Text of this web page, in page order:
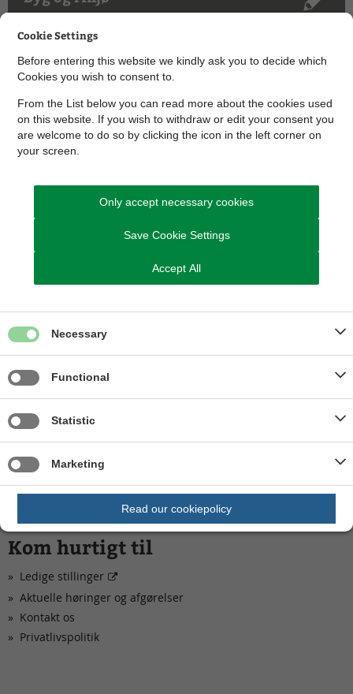
Færdigmelding af kloak i byen
Færdigmelding af kloak udført på
Kontakt Vand og Natur - Spildevand
Du kan også ringe til os
Tlf. 8794 7799
Vi har åben på telefonen
Mandag, tirsdag og onsdag: kl. 09.00 - 13.00
Torsdag: kl. 13.00 - 17.00
Kom hurtigt til
Ledige stillinger
Aktuelle høringer og afgørelser
Kontakt os
Privatlivspolitik
Cookie Settings
Before entering this website we kindly ask you to decide which
Cookies you wish to consent to.
From the List below you can read more about the cookies used
on this website. If you wish to withdraw or edit your consent you
are welcome to do so by clicking the icon in the left corner on
your screen.
Only accept necessary cookies
Save Cookie Settings
Accept All
Necessary
Functional
Statistic
Marketing
Read our cookiepolicy